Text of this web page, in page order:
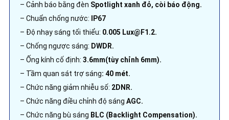
– Cảnh báo bằng đèn Spotlight xanh đỏ, còi báo động.
– Chuẩn chống nước:
IP67
– Độ nhạy sáng tối thiểu: 0.005 Lux@F1.2.
– Chống ngược sáng: DWDR.
– Ống kính cố định: 3.6mm(tùy chỉnh 6mm).
– Tầm quan sát trợ sáng: 40 mét.
– Chức năng giảm nhiễu số: 2DNR.
– Chức năng điều chỉnh độ sáng AGC.
– Chức năng bù sáng BLC (Backlight Compensation).